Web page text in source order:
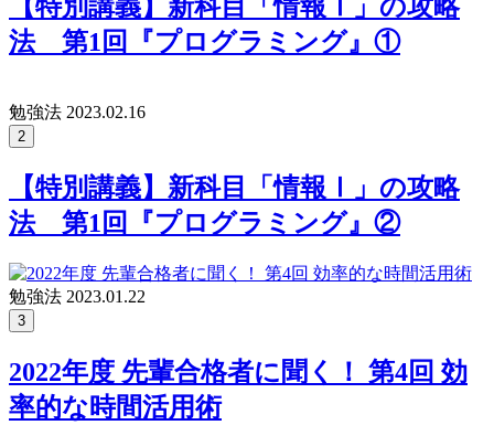
【特別講義】新科目「情報Ⅰ」の攻略
法 第1回『プログラミング』①
勉強法 2023.02.16
2
【特別講義】新科目「情報Ⅰ」の攻略
法 第1回『プログラミング』②
勉強法 2023.01.22
3
2022年度 先輩合格者に聞く！ 第4回 効
率的な時間活用術